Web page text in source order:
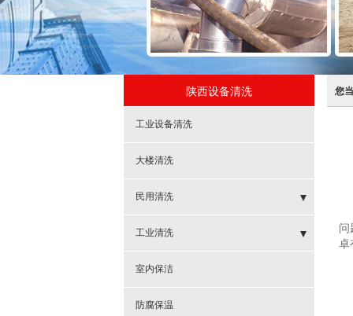
您
问
卓
陕西设备清洗
工业设备清洗
大楼清洗
民用清洗
- 水池清洗
- 水塔清洗
- 地暖清洗
工业清洗
- 冷却塔清洗除垢
- 管线清洗
室内保洁
防腐保温